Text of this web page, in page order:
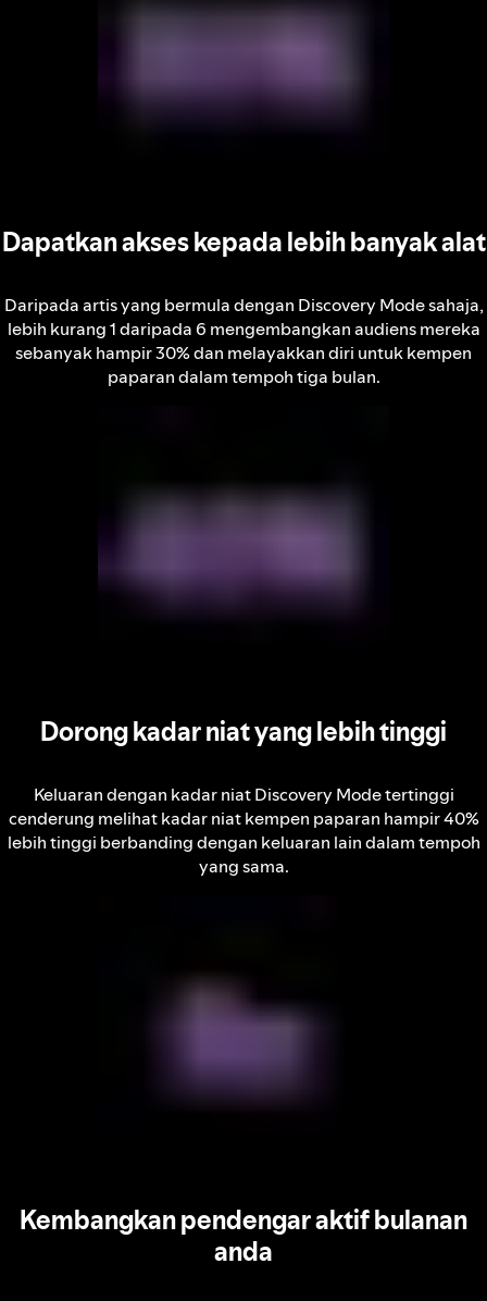
Dapatkan akses kepada lebih banyak alat
Daripada artis yang bermula dengan Discovery Mode sahaja,
lebih kurang 1 daripada 6 mengembangkan audiens mereka
sebanyak hampir 30% dan melayakkan diri untuk kempen
paparan dalam tempoh tiga bulan.
Dorong kadar niat yang lebih tinggi
Keluaran dengan kadar niat Discovery Mode tertinggi
cenderung melihat kadar niat kempen paparan hampir 40%
lebih tinggi berbanding dengan keluaran lain dalam tempoh
yang sama.
Kembangkan pendengar aktif bulanan
anda